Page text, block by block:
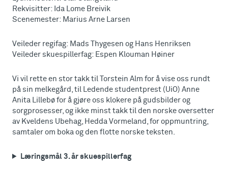
Rekvisitter: Ida Lome Breivik
Scenemester: Marius Arne Larsen
Veileder regifag: Mads Thygesen og Hans Henriksen
Veileder skuespillerfag: Espen Klouman Høiner
Vi vil rette en stor takk til Torstein Alm for å vise oss rundt
på sin melkegård, til Ledende studentprest (UiO) Anne
Anita Lillebø for å gjøre oss klokere på gudsbilder og
sorgprosesser, og ikke minst takk til den norske oversetter
av Kveldens Ubehag, Hedda Vormeland, for oppmuntring,
samtaler om boka og den flotte norske teksten.
Læringsmål 3. år skuespillerfag